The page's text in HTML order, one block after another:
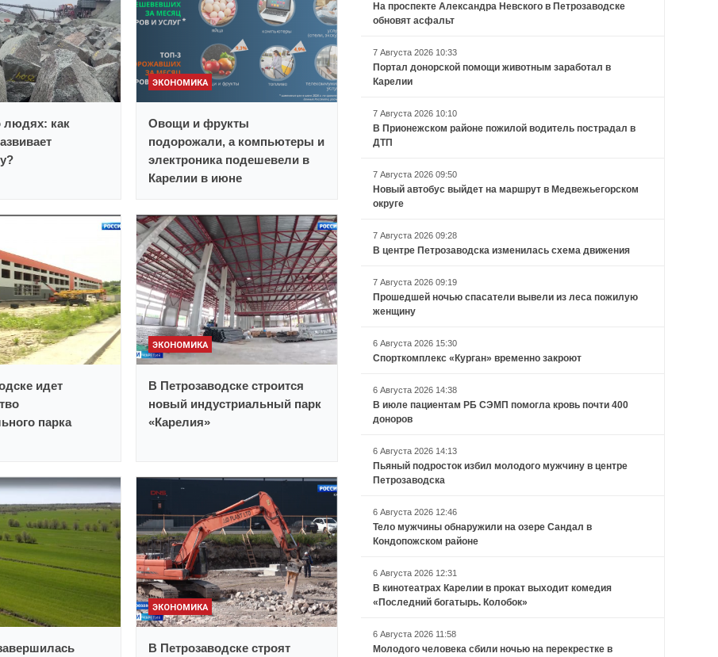
людях: как
ЭКОНОМИКА
Овощи и фрукты
подорожали, а компьютеры и
электроника подешевели в
Карелии в июне
идет
парка
ЭКОНОМИКА
В Петрозаводске строится
новый индустриальный парк
«Карелия»
ЭКОНОМИКА
В Петрозаводске строят
На проспекте Александра Невского в Петрозаводске
обновят асфальт
7 Августа 2026 10:33
Портал донорской помощи животным заработал в
Карелии
7 Августа 2026 10:10
В Прионежском районе пожилой водитель пострадал в
ДТП
7 Августа 2026 09:50
Новый автобус выйдет на маршрут в Медвежьегорском
округе
7 Августа 2026 09:28
В центре Петрозаводска изменилась схема движения
7 Августа 2026 09:19
Прошедшей ночью спасатели вывели из леса пожилую
женщину
6 Августа 2026 15:30
Спорткомплекс «Курган» временно закроют
6 Августа 2026 14:38
В июле пациентам РБ СЭМП помогла кровь почти 400
доноров
6 Августа 2026 14:13
Пьяный подросток избил молодого мужчину в центре
Петрозаводска
6 Августа 2026 12:46
Тело мужчины обнаружили на озере Сандал в
Кондопожском районе
6 Августа 2026 12:31
В кинотеатрах Карелии в прокат выходит комедия
«Последний богатырь. Колобок»
6 Августа 2026 11:58
Молодого человека сбили ночью на перекрестке в